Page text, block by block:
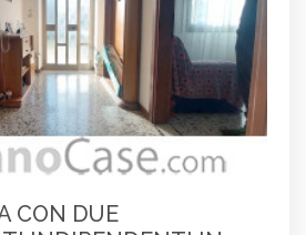
CON DUE